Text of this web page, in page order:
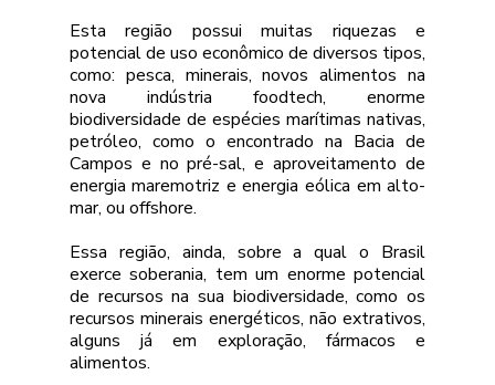
Esta região possui muitas riquezas e
potencial de uso econômico de diversos tipos,
como: pesca, minerais, novos alimentos na
nova indústria foodtech, enorme
biodiversidade de espécies marítimas nativas,
petróleo, como o encontrado na Bacia de
Campos e no pré-sal, e aproveitamento de
energia maremotriz e energia eólica em alto-
mar, ou offshore.
Essa região, ainda, sobre a qual o Brasil
exerce soberania, tem um enorme potencial
de recursos na sua biodiversidade, como os
recursos minerais energéticos, não extrativos,
alguns já em exploração, fármacos e
alimentos.